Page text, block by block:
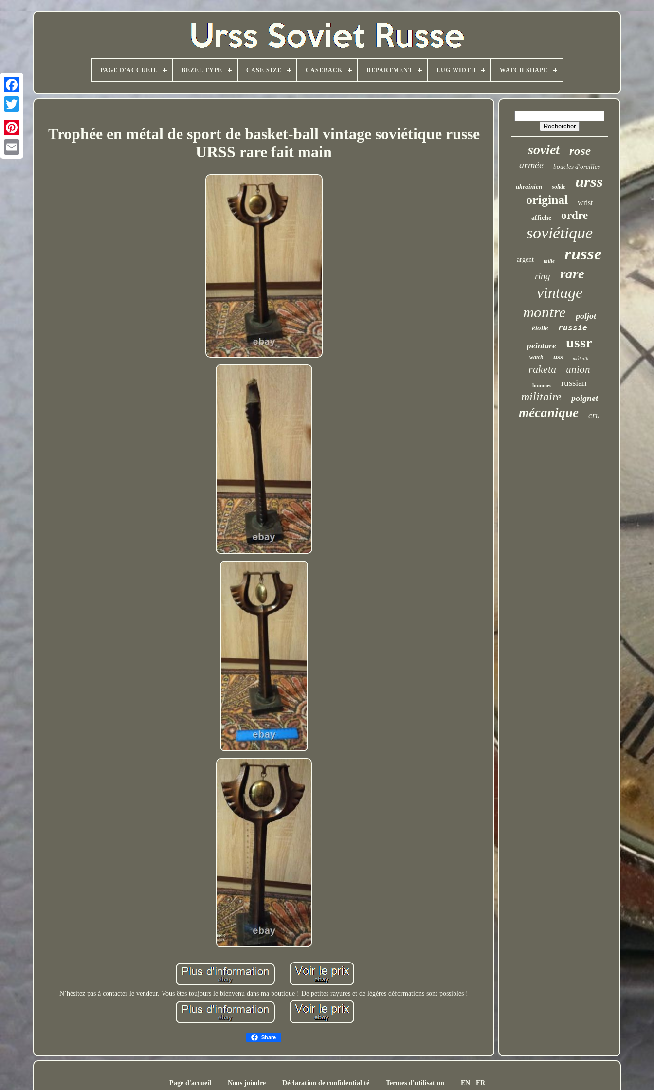
PAGE D'ACCUEIL BEZEL TYPE CASE SIZE CASEBACK DEPARTMENT LUG WIDTH WATCH SHAPE
Trophée en métal de sport de basket-ball vintage soviétique russe
URSS rare fait main
N’hésitez pas à contacter le vendeur. Vous êtes toujours le bienvenu dans ma boutique ! De petites rayures et de légères déformations sont possibles !
Share
soviet rose
armée boucles d'oreilles
ukrainien solide urss
original wrist
affiche ordre
soviétique
argent taille russe
ring rare
vintage
montre poljot
étoile
russie
peinture
ussr
watch uss médaille
raketa union
hommes russian
militaire poignet
mécanique cru
Page d'accueil Nous joindre Déclaration de confidentialité Termes d'utilisation EN FR